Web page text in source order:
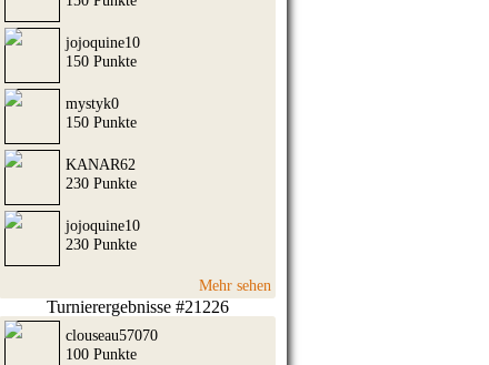
jojoquine10
150 Punkte
mystyk0
150 Punkte
KANAR62
230 Punkte
jojoquine10
230 Punkte
Mehr sehen
Turnierergebnisse #21226
clouseau57070
100 Punkte